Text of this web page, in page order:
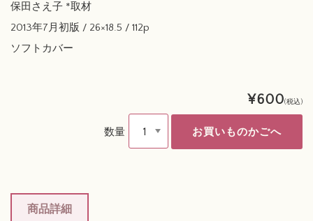
保田さえ子 *取材
2013年7月初版 / 26×18.5 / 112p
ソフトカバー
¥600(税込)
数量
商品詳細